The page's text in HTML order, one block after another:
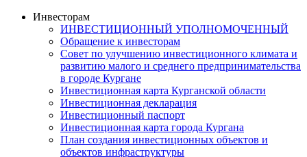
Инвесторам
ИНВЕСТИЦИОННЫЙ УПОЛНОМОЧЕННЫЙ
Обращение к инвесторам
Совет по улучшению инвестиционного климата и
развитию малого и среднего предпринимательства
в городе Кургане
Инвестиционная карта Курганской области
Инвестиционная декларация
Инвестиционный паспорт
Инвестиционная карта города Кургана
План создания инвестиционных объектов и
объектов инфраструктуры